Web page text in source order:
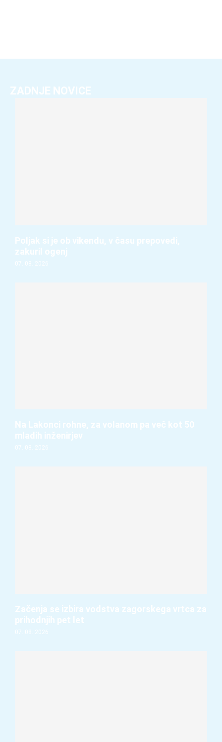
ZADNJE NOVICE
Poljak si je ob vikendu, v času prepovedi,
zakuril ogenj
07. 08. 2026
Na Lakonci rohne, za volanom pa več kot 50
mladih inženirjev
07. 08. 2026
Začenja se izbira vodstva zagorskega vrtca za
prihodnjih pet let
07. 08. 2026